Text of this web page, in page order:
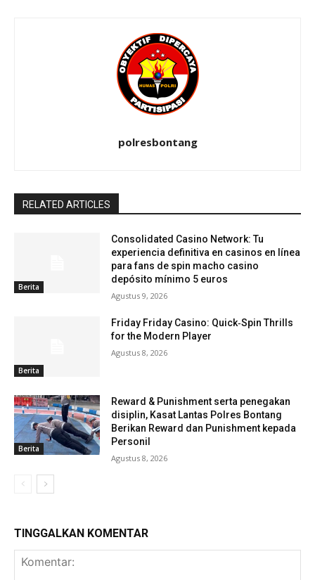
polresbontang
RELATED ARTICLES
Berita
Consolidated Casino Network: Tu
experiencia definitiva en casinos en línea
para fans de spin macho casino
depósito mínimo 5 euros
Agustus 9, 2026
Berita
Friday Friday Casino: Quick‑Spin Thrills
for the Modern Player
Agustus 8, 2026
Berita
Reward & Punishment serta penegakan
disiplin, Kasat Lantas Polres Bontang
Berikan Reward dan Punishment kepada
Personil
Agustus 8, 2026
TINGGALKAN KOMENTAR